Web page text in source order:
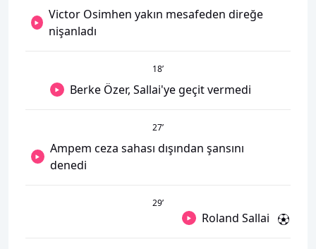
Victor Osimhen yakın mesafeden direğe
nişanladı
18’
Berke Özer, Sallai'ye geçit vermedi
27’
Ampem ceza sahası dışından şansını
denedi
29’
Roland Sallai